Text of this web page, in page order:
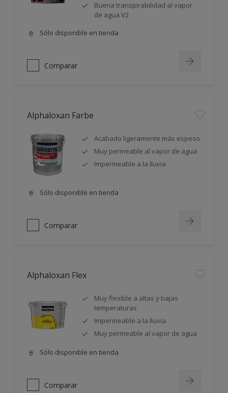
Buena transpirabilidad al vapor
de agua V2
Sólo disponible en tienda
Comparar
Alphaloxan Farbe
Acabado ligeramente más espeso
Muy permeable al vapor de agua
Impermeable a la lluvia
Sólo disponible en tienda
Comparar
Alphaloxan Flex
Muy flexible a altas y bajas
temperaturas
Impermeable a la lluvia
Muy permeable al vapor de agua
Sólo disponible en tienda
Comparar